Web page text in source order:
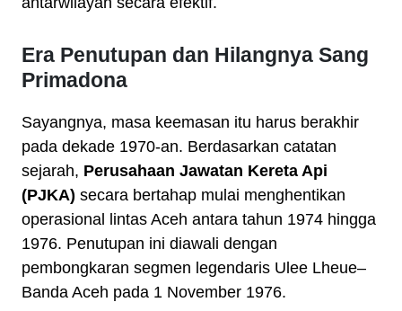
Era Penutupan dan Hilangnya Sang
Primadona
Sayangnya, masa keemasan itu harus berakhir
pada dekade 1970-an. Berdasarkan catatan
sejarah, Perusahaan Jawatan Kereta Api
(PJKA) secara bertahap mulai menghentikan
operasional lintas Aceh antara tahun 1974 hingga
1976. Penutupan ini diawali dengan
pembongkaran segmen legendaris Ulee Lheue–
Banda Aceh pada 1 November 1976.